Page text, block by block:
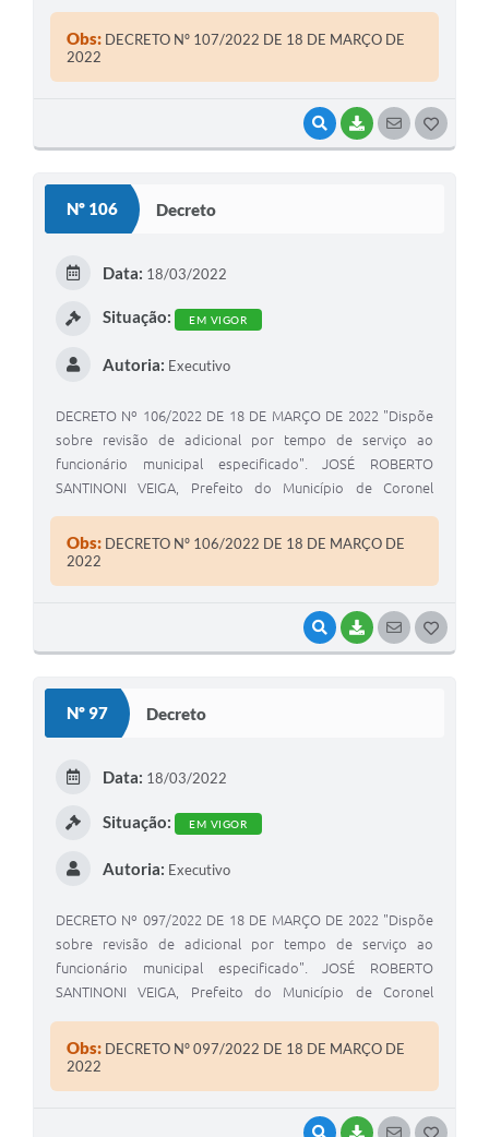
VISUALIZAR
BAIXARSEGUIR
legais de seu cargo.
Obs: DECRETO Nº 107/2022 DE 18 DE MARÇO DE
2022
Nº 106 Decreto
VISUALIZAR
BAIXARSEGUIR
Data: 18/03/2022
Situação: EM VIGOR
Autoria: Executivo
DECRETO Nº 106/2022 DE 18 DE MARÇO DE 2022 "Dispõe
sobre revisão de adicional por tempo de serviço ao
funcionário municipal especificado". JOSÉ ROBERTO
SANTINONI VEIGA, Prefeito do Município de Coronel
legais de seu cargo.
Obs: DECRETO Nº 106/2022 DE 18 DE MARÇO DE
2022
Nº 97 Decreto
VISUALIZAR
BAIXARSEGUIR
Data: 18/03/2022
Situação: EM VIGOR
Autoria: Executivo
DECRETO Nº 097/2022 DE 18 DE MARÇO DE 2022 "Dispõe
sobre revisão de adicional por tempo de serviço ao
funcionário municipal especificado". JOSÉ ROBERTO
SANTINONI VEIGA, Prefeito do Município de Coronel
legais de seu cargo.
Obs: DECRETO Nº 097/2022 DE 18 DE MARÇO DE
2022